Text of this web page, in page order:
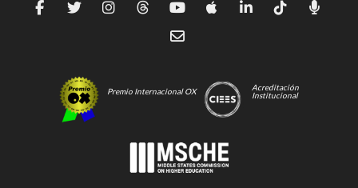
Premio Internacional OX
Acreditación
Institucional